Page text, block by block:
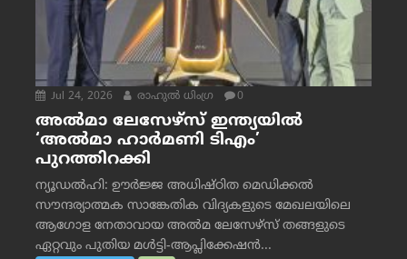
Jul 24, 2026 രാഹുല്‍ ധിംഗ്ര 0
അൽമാ ലേസേഴ്സ് ഇന്ത്യയിൽ
‘അൽമാ ഹാർമണി ടിഎം’
പുറത്തിറക്കി
ന്യൂഡൽഹി: ഊർജ്ജ അധിഷ്ഠിത മെഡിക്കൽ
സൗന്ദര്യാത്മക സാങ്കേതിക വിദ്യകളുടെ മേഖലയിലെ
ആഗോള നേതാവായ അൽമ ലേസേഴ്സ് തങ്ങളുടെ
ഏറ്റവും പുതിയ മൾട്ടി-ആപ്ലിക്കേഷൻ...